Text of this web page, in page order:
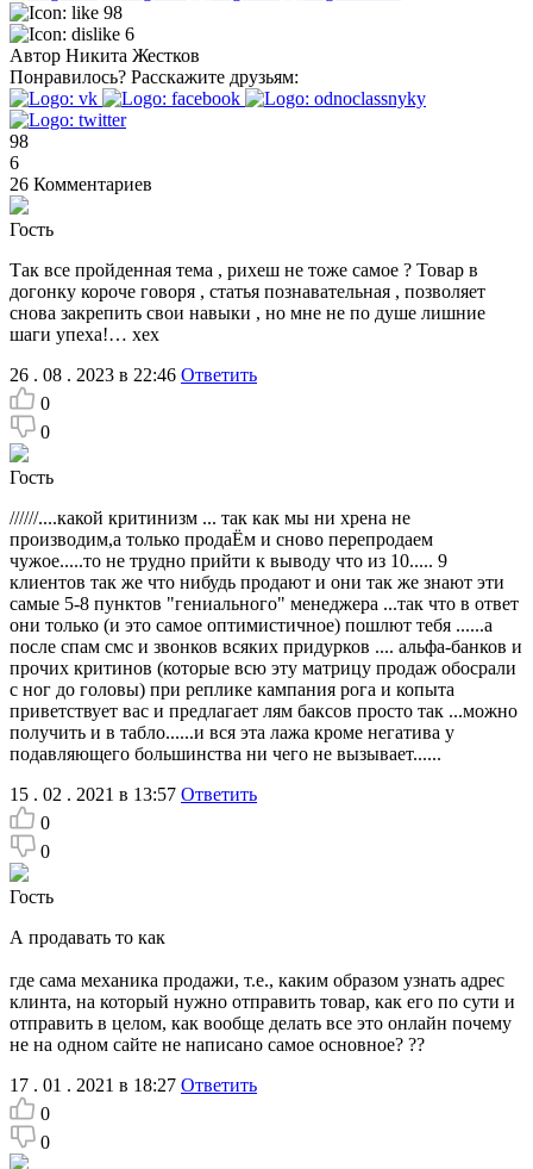
98
6
Автор Никита Жестков
Понравилось? Расскажите друзьям:
98
6
26 Комментариев
Гость
Так все пройденная тема , рихеш не тоже самое ? Товар в
догонку короче говоря , статья познавательная , позволяет
снова закрепить свои навыки , но мне не по душе лишние
шаги упеха!… хех
26 . 08 . 2023 в 22:46 Ответить
0
0
Гость
//////....какой критинизм ... так как мы ни хрена не
производим,а только продаЁм и сново перепродаем
чужое.....то не трудно прийти к выводу что из 10..... 9
клиентов так же что нибудь продают и они так же знают эти
самые 5-8 пунктов "гениального" менеджера ...так что в ответ
они только (и это самое оптимистичное) пошлют тебя ......а
после спам смс и звонков всяких придурков .... альфа-банков и
прочих критинов (которые всю эту матрицу продаж обосрали
с ног до головы) при реплике кампания рога и копыта
приветствует вас и предлагает лям баксов просто так ...можно
получить и в табло......и вся эта лажа кроме негатива у
подавляющего большинства ни чего не вызывает......
15 . 02 . 2021 в 13:57 Ответить
0
0
Гость
А продавать то как
где сама механика продажи, т.е., каким образом узнать адрес
клинта, на который нужно отправить товар, как его по сути и
отправить в целом, как вообще делать все это онлайн почему
не на одном сайте не написано самое основное? ??
17 . 01 . 2021 в 18:27 Ответить
0
0